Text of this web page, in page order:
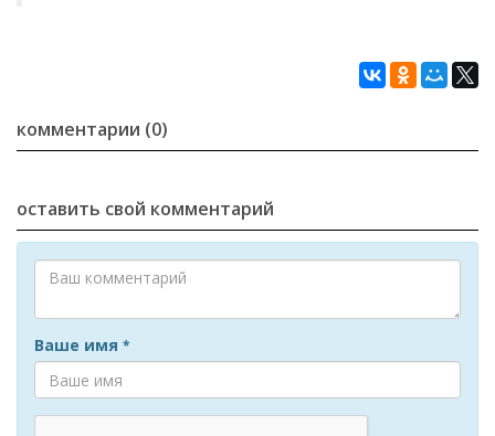
комментарии (0)
оставить свой комментарий
Ваше имя *